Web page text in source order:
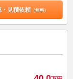
見積依頼（無料）